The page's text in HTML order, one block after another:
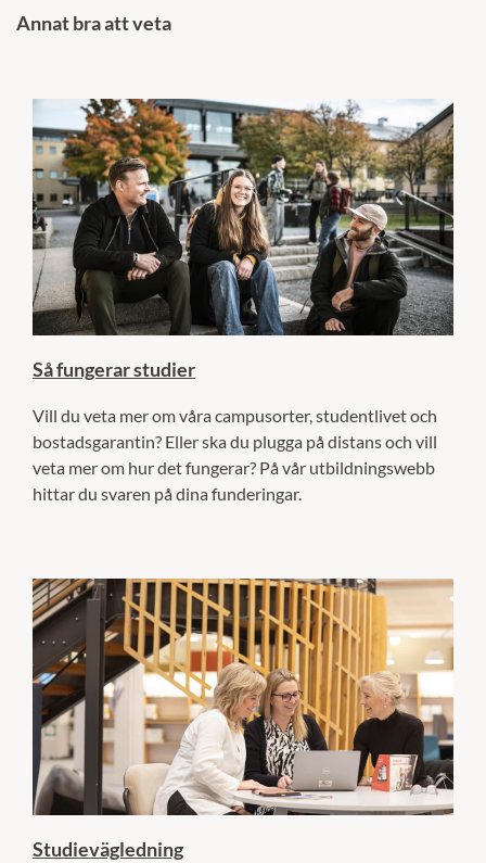
Annat bra att veta
Så fungerar studier
Vill du veta mer om våra campusorter, studentlivet och
bostadsgarantin? Eller ska du plugga på distans och vill
veta mer om hur det fungerar? På vår utbildningswebb
hittar du svaren på dina funderingar.
Studievägledning